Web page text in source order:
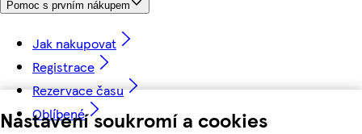
Nastavení soukromí a cookies
Pomoc s prvním nákupem
Jak nakupovat
Registrace
Rezervace času
Oblíbené